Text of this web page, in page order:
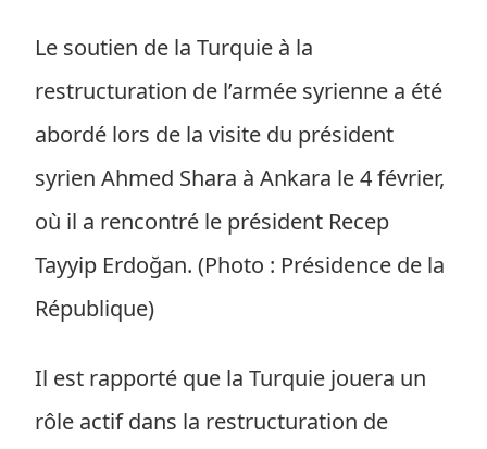
Le soutien de la Turquie à la
restructuration de l’armée syrienne a été
abordé lors de la visite du président
syrien Ahmed Shara à Ankara le 4 février,
où il a rencontré le président Recep
Tayyip Erdoğan. (Photo : Présidence de la
République)
Il est rapporté que la Turquie jouera un
rôle actif dans la restructuration de